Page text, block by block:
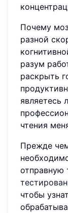
Почему
разной
разум
раскрыть
являетесь
чтения
Прежде
отправную
чтобы